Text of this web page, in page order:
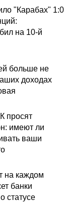
"Карабах" 1:0
на 10-й
больше не
доходах
просят
имеют ли
ваши
на каждом
банки
статусе